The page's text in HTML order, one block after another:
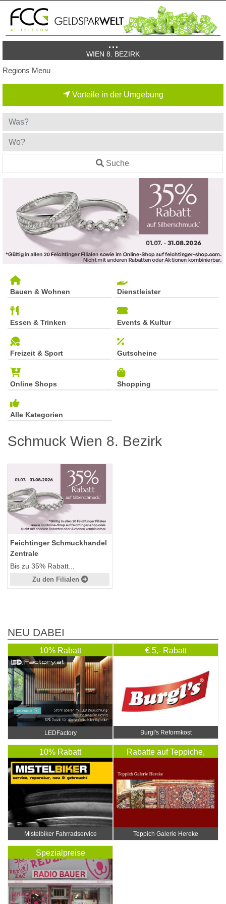
WIEN 8. BEZIRK
Regions Menu
Vorteile in der Umgebung
Suche
Bauen & Wohnen Dienstleister
Essen & Trinken Events & Kultur
Freizeit & Sport Gutscheine
Online Shops Shopping
Alle Kategorien
Schmuck Wien 8. Bezirk
Feichtinger Schmuckhandel
Zentrale
Bis zu 35% Rabatt...
Zu den Filialen
NEU DABEI
10% Rabatt
LEDFactory
€ 5,- Rabatt
Burgl's Reformkost
10% Rabatt
Mistelbiker Fahrradservice
Rabatte auf Teppiche,
…
Teppich Galerie Hereke
Spezialpreise